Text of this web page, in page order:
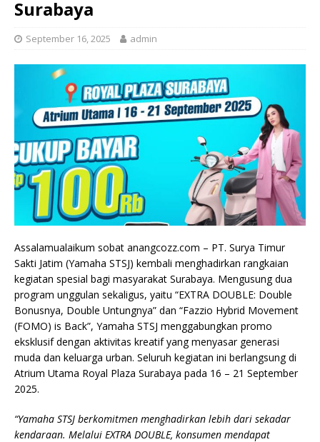
Surabaya
September 16, 2025 admin
Assalamualaikum sobat anangcozz.com – PT. Surya Timur
Sakti Jatim (Yamaha STSJ) kembali menghadirkan rangkaian
kegiatan spesial bagi masyarakat Surabaya. Mengusung dua
program unggulan sekaligus, yaitu “EXTRA DOUBLE: Double
Bonusnya, Double Untungnya” dan “Fazzio Hybrid Movement
(FOMO) is Back”, Yamaha STSJ menggabungkan promo
eksklusif dengan aktivitas kreatif yang menyasar generasi
muda dan keluarga urban. Seluruh kegiatan ini berlangsung di
Atrium Utama Royal Plaza Surabaya pada 16 – 21 September
2025.
“Yamaha STSJ berkomitmen menghadirkan lebih dari sekadar
kendaraan. Melalui EXTRA DOUBLE, konsumen mendapat